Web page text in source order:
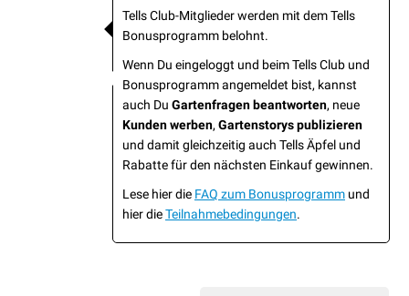
Tells Club-Mitglieder werden mit dem Tells
Bonusprogramm belohnt.
Wenn Du eingeloggt und beim Tells Club und
Bonusprogramm angemeldet bist, kannst
auch Du Gartenfragen beantworten, neue
Kunden werben, Gartenstorys publizieren
und damit gleichzeitig auch Tells Äpfel und
Rabatte für den nächsten Einkauf gewinnen.
Lese hier die FAQ zum Bonusprogramm und
hier dieTeilnahmebedingungen.